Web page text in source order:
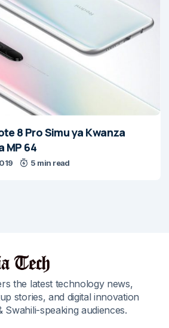
8 Pro Simu ya Kwanza
MP 64
5 min read
the latest technology news,
stories, and digital innovation
Swahili-speaking audiences.